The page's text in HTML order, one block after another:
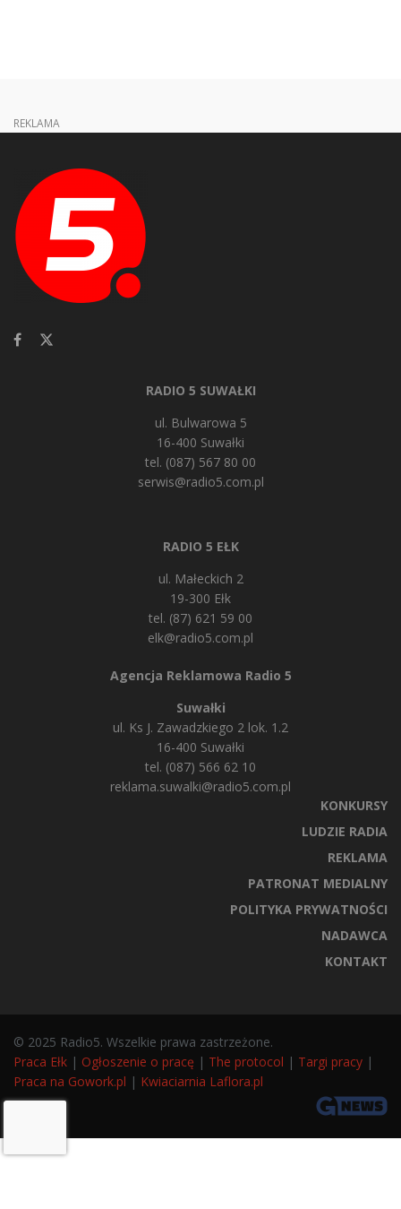
REKLAMA
RADIO 5 SUWAŁKI
ul. Bulwarowa 5
16-400 Suwałki
tel. (087) 567 80 00
serwis@radio5.com.pl
RADIO 5 EŁK
ul. Małeckich 2
19-300 Ełk
tel. (87) 621 59 00
elk@radio5.com.pl
Agencja Reklamowa Radio 5
Suwałki
ul. Ks J. Zawadzkiego 2 lok. 1.2
16-400 Suwałki
tel. (087) 566 62 10
reklama.suwalki@radio5.com.pl
KONKURSY
LUDZIE RADIA
REKLAMA
PATRONAT MEDIALNY
POLITYKA PRYWATNOŚCI
NADAWCA
KONTAKT
© 2025 Radio5. Wszelkie prawa zastrzeżone.
Praca Ełk | Ogłoszenie o pracę | The protocol | Targi pracy |
Praca na Gowork.pl | Kwiaciarnia Laflora.pl